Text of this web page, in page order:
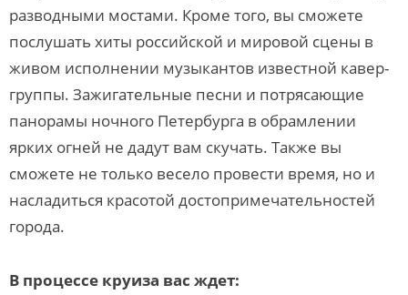
разводными мостами. Кроме того, вы сможете
послушать хиты российской и мировой сцены в
живом исполнении музыкантов известной кавер-
группы. Зажигательные песни и потрясающие
панорамы ночного Петербурга в обрамлении
ярких огней не дадут вам скучать. Также вы
сможете не только весело провести время, но и
насладиться красотой достопримечательностей
города.
В процессе круиза вас ждет: